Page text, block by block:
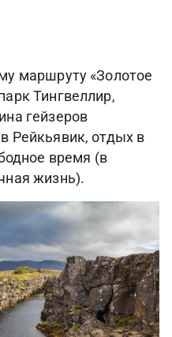
маршруту «Золотое
Тингвеллир,
гейзеров
Рейкьявик, отдых в
время (в
жизнь).